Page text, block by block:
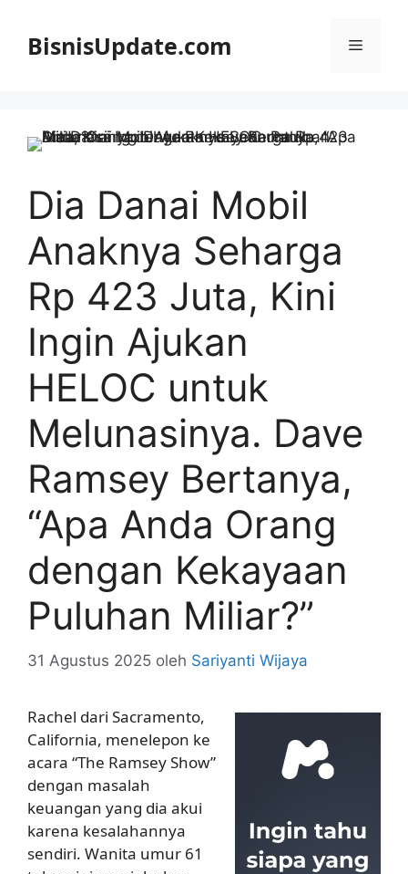
BisnisUpdate.com Menu
Dia Danai Mobil
Anaknya Seharga
Rp 423 Juta, Kini
Ingin Ajukan
HELOC untuk
Melunasinya. Dave
Ramsey Bertanya,
“Apa Anda Orang
dengan Kekayaan
Puluhan Miliar?”
31 Agustus 2025 oleh Sariyanti Wijaya
Rachel dari Sacramento,
California, menelepon ke
acara “The Ramsey Show”
dengan masalah
keuangan yang dia akui
karena kesalahannya
sendiri. Wanita umur 61